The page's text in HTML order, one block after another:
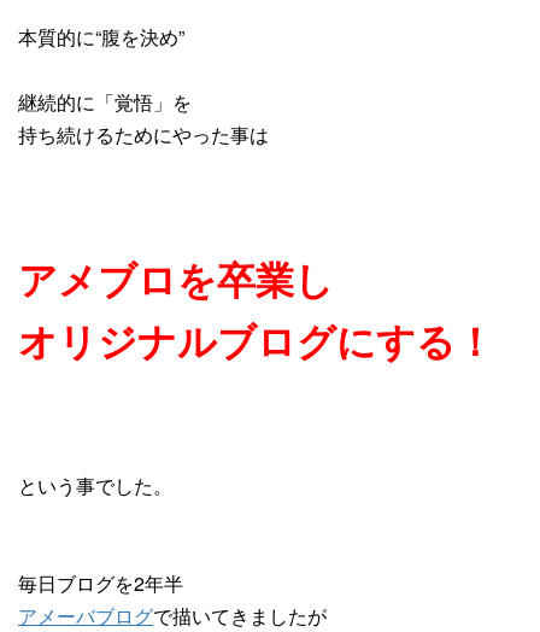
本質的に“腹を決め”
継続的に「覚悟」を
持ち続けるためにやった事は
アメブロを卒業し
オリジナルブログにする！
という事でした。
毎日ブログを2年半
アメーバブログで描いてきましたが